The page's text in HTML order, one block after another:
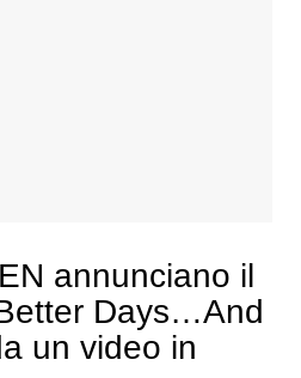
annunciano il
Days…And
un video in